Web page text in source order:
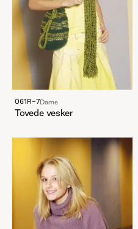
061R-7Dame
Tovede vesker